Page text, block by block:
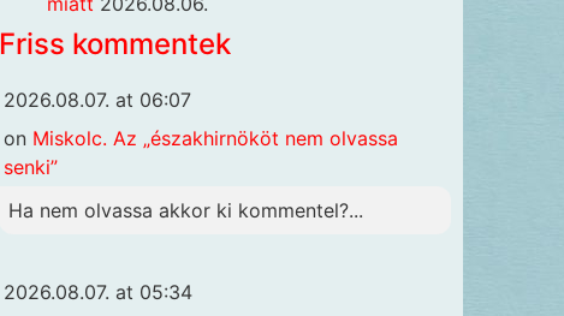
Friss kommentek
2026.08.07. at 06:07
on Miskolc. Az „északhirnököt nem olvassa
senki”
Ha nem olvassa akkor ki kommentel?...
2026.08.07. at 05:34